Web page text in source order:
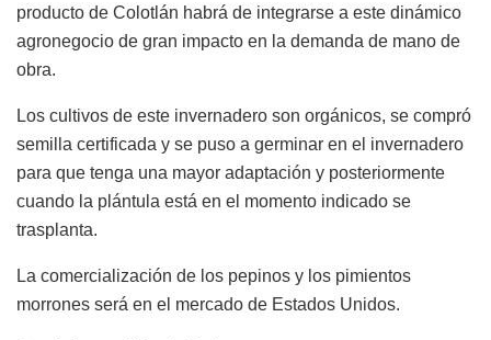
producto de Colotlán habrá de integrarse a este dinámico
agronegocio de gran impacto en la demanda de mano de
obra.
Los cultivos de este invernadero son orgánicos, se compró
semilla certificada y se puso a germinar en el invernadero
para que tenga una mayor adaptación y posteriormente
cuando la plántula está en el momento indicado se
trasplanta.
La comercialización de los pepinos y los pimientos
morrones será en el mercado de Estados Unidos.